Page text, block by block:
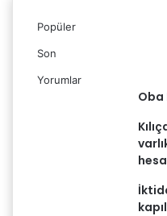
Popüler
Son
Yorumlar
Oba